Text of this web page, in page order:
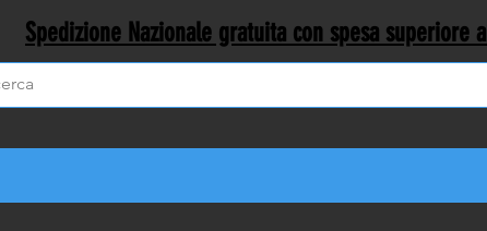
Spedizione Nazionale gratuita con spesa superiore a